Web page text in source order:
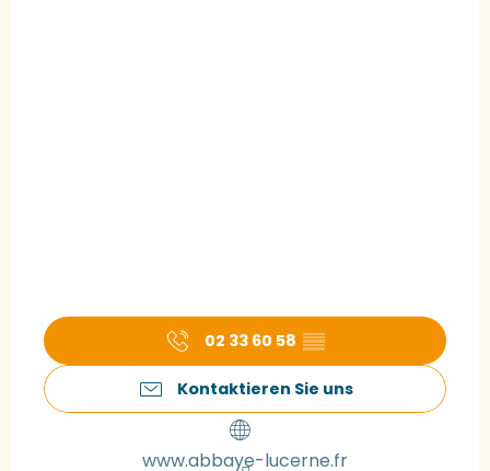
02 33 60 58 ▒▒
Kontaktieren Sie uns
www.abbaye-lucerne.fr